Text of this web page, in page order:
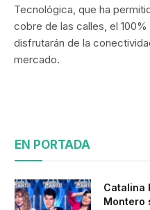
Tecnológica, que ha
cobre de las calles, el
disfrutarán de la
mercado.
EN PORTADA
Catalina
Montero